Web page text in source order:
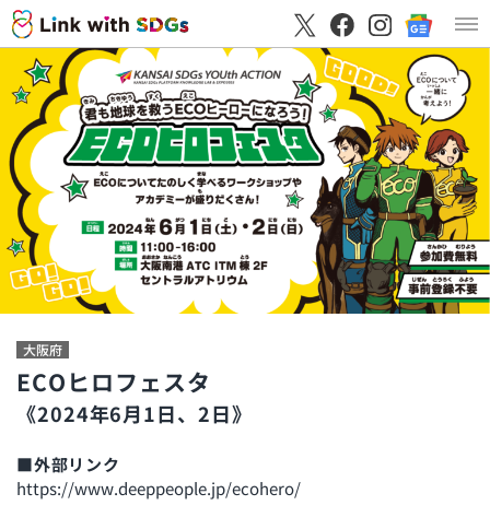
大阪府
ECOヒロフェスタ
《2024年6月1日、2日》
■外部リンク
https://www.deeppeople.jp/ecohero/